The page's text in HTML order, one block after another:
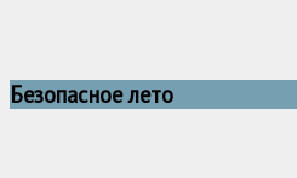
Безопасное лето